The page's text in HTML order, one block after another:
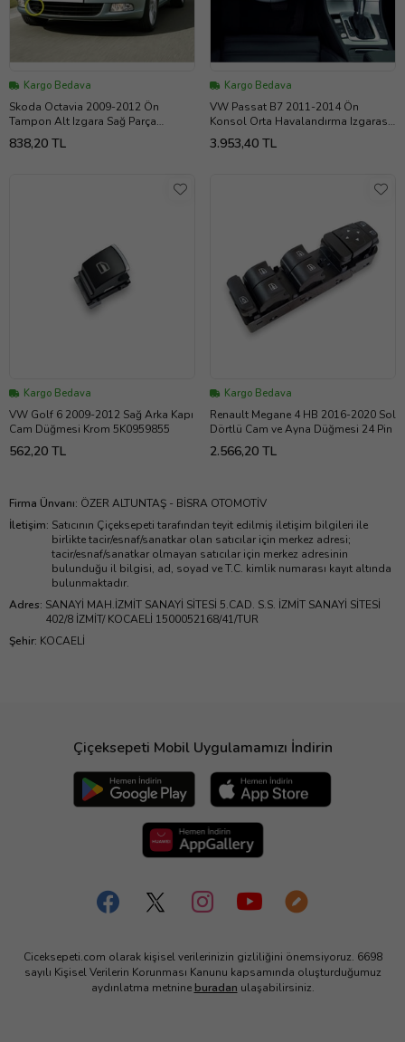
Kargo Bedava
Skoda Octavia 2009-2012 Ön
Tampon Alt Izgara Sağ Parça
1Z0853666C
838,20 TL
Kargo Bedava
VW Passat B7 2011-2014 Ön
Konsol Orta Havalandırma Izgarası
3AB819728A
3.953,40 TL
Kargo Bedava
VW Golf 6 2009-2012 Sağ Arka Kapı
Cam Düğmesi Krom 5K0959855
562,20 TL
Kargo Bedava
Renault Megane 4 HB 2016-2020 Sol
Dörtlü Cam ve Ayna Düğmesi 24 Pin
2.566,20 TL
Firma Ünvanı: ÖZER ALTUNTAŞ - BİSRA OTOMOTİV
İletişim: Satıcının Çiçeksepeti tarafından teyit edilmiş iletişim bilgileri ile
birlikte tacir/esnaf/sanatkar olan satıcılar için merkez adresi;
tacir/esnaf/sanatkar olmayan satıcılar için merkez adresinin
bulunduğu il bilgisi, ad, soyad ve T.C. kimlik numarası kayıt altında
bulunmaktadır.
Adres: SANAYİ MAH.İZMİT SANAYİ SİTESİ 5.CAD. S.S. İZMİT SANAYİ SİTESİ
402/8 İZMİT/ KOCAELİ 1500052168/41/TUR
Şehir: KOCAELİ
Çiçeksepeti Mobil Uygulamamızı İndirin
Ciceksepeti.com olarak kişisel verilerinizin gizliliğini önemsiyoruz. 6698
sayılı Kişisel Verilerin Korunması Kanunu kapsamında oluşturduğumuz
aydınlatma metnine buradan ulaşabilirsiniz.